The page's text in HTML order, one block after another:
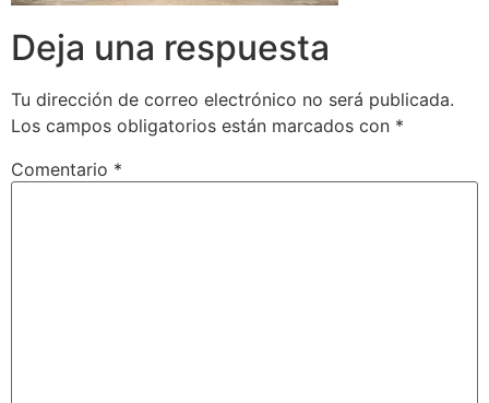
Deja una respuesta
Tu dirección de correo electrónico no será publicada.
Los campos obligatorios están marcados con *
Comentario *